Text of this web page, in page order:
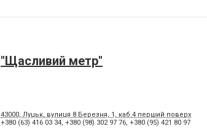
"Щасливий метр"
43000, Луцьк, вулиця 8 Березня, 1, каб.4 перший поверх
+380 (63) 416 03 34, +380 (98) 302 97 76, +380 (95) 421 80 97